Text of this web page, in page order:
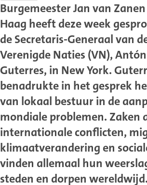
Burgemeester Jan van
Haag heeft deze week
de Secretaris-Generaal van
Verenigde Naties (VN),
Guterres, in New York.
benadrukte in het gesprek
van lokaal bestuur in de
mondiale problemen. Zaken
internationale conflicten,
klimaatverandering en
vinden allemaal hun
steden en dorpen